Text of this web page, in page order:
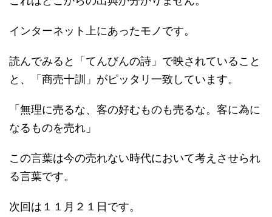
インターネット上にあったモノです。
読んでみると「てんびんの詩」で映されていること
と、「商売十訓」がピッタリ一致しています。
「無理に売るな、客の好むものも売るな。客に為に
なるものを売れ」
この言葉は今の売れない時代において考えさせられ
る言葉です。
次回は１１月２１日です。